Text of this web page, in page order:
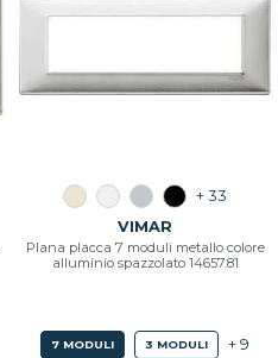
+ 33
VIMAR
Plana placca 7 moduli metallo colore
alluminio spazzolato 14657.81
7 MODULI 3 MODULI + 9